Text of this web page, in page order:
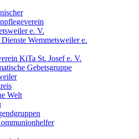
e. V.
Dienste Wemmetsweiler e.
KiTa St. Josef e. V.
Gebetsgruppe
Welt